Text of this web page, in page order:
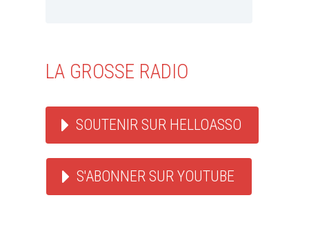
LA GROSSE RADIO
SOUTENIR SUR HELLOASSO
S'ABONNER SUR YOUTUBE